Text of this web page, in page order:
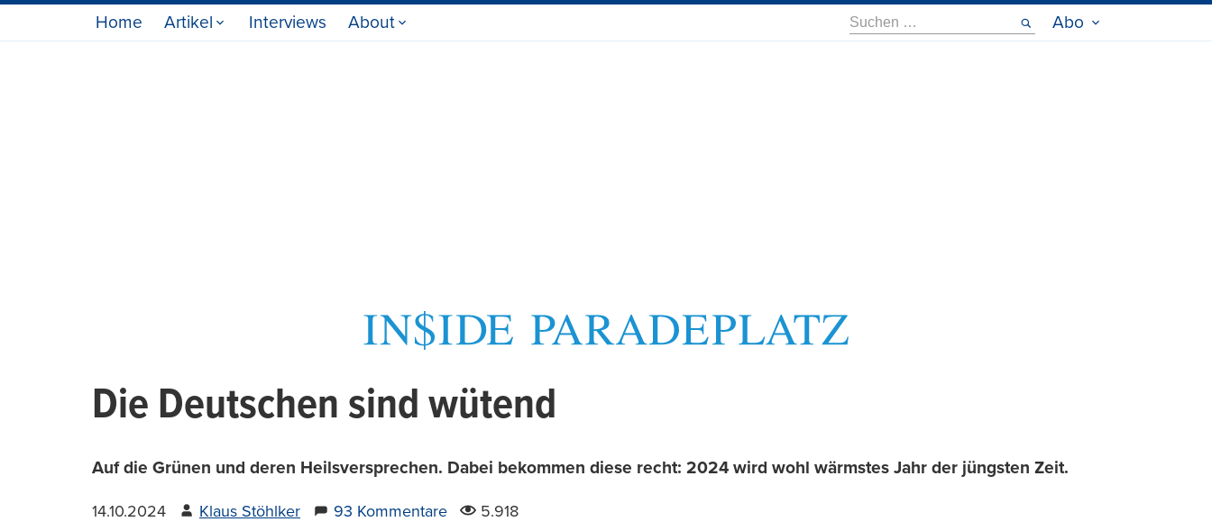
Home Artikel Interviews About
Suche
nach:
Abo
Die Deutschen sind wütend
Auf die Grünen und deren Heilsversprechen. Dabei bekommen diese recht: 2024 wird wohl wärmstes Jahr der jüngsten Zeit.
14.10.2024 Klaus Stöhlker 93 Kommentare 5.918